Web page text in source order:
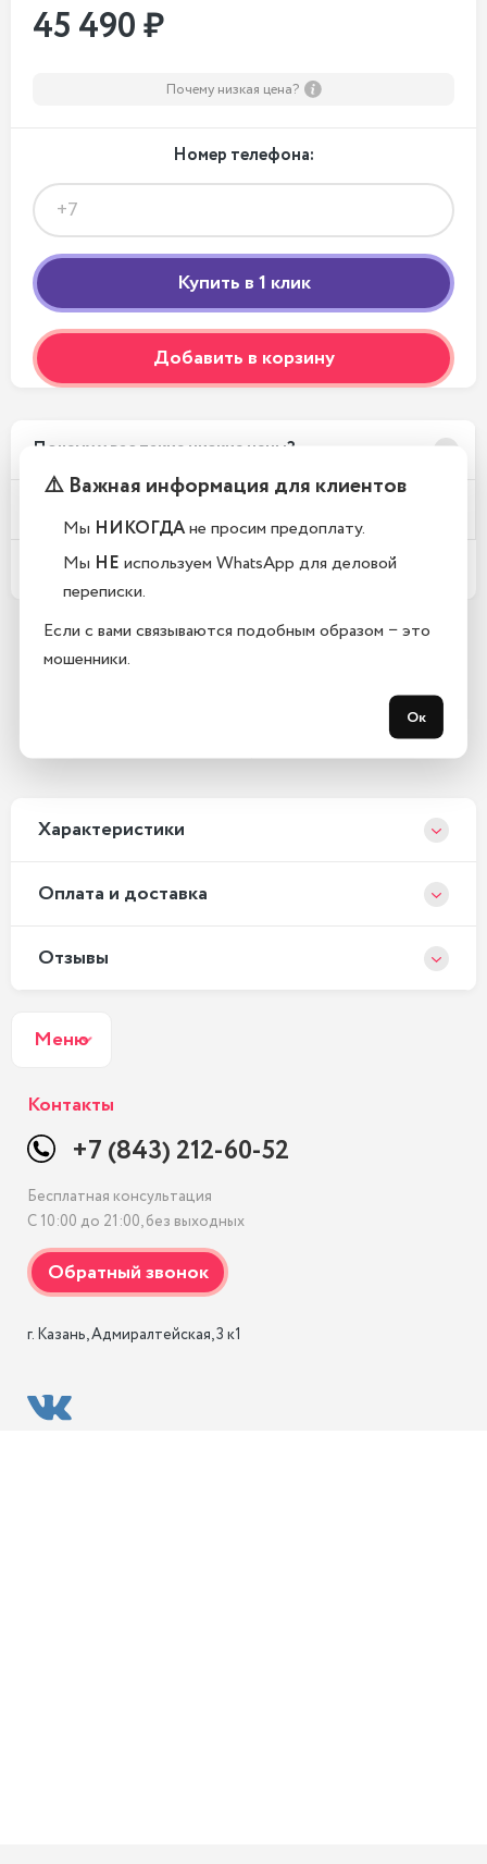
45 490 ₽
Почему низкая цена?
Номер телефона:
Добавить в корзину
Почему у вас такие низкие цены?
Какой срок гарантии?
Xарактеристики
Оплата и доставка
Отзывы
Меню
Контакты
+7 (843) 212-60-52
Бесплатная консультация
С 10:00 до 21:00, без выходных
г. Казань, Адмиралтейская, 3 к1
⚠️ Важная информация для клиентов
Мы НИКОГДАне просим предоплату.
Мы НЕ используем WhatsApp для деловой
переписки.
Если с вами связываются подобным образом − это
мошенники.
Ок